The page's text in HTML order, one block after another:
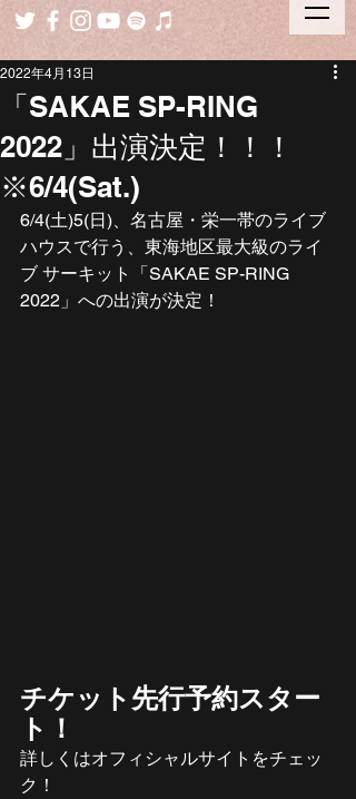
「SAKAE SP-RING
2022」出演決定！！！
※6/4(Sat.)
2022年4月13日
6/4(土)5(日)、名古屋・栄一帯のライブ
ハウスで行う、東海地区最大級のライ
ブ サーキット「SAKAE SP-RING
2022」への出演が決定！
チケット先行予約スター
ト！
詳しくはオフィシャルサイトをチェッ
ク！